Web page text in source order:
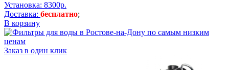
Установка: 8300р.
Доставка: бесплатно;
В корзину
Заказ в один клик